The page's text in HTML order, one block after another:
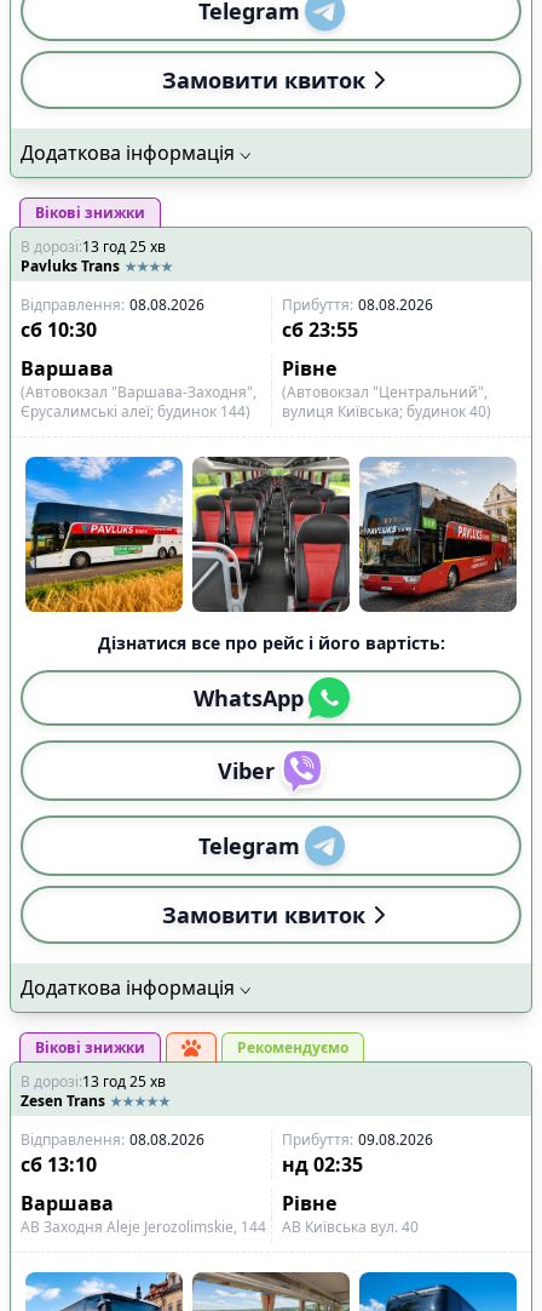
Telegram
Замовити квиток
Додаткова інформація
Вікові знижки
В дорозі:13 год25хв
Pavluks Trans
Відправлення: 08.08.2026 Прибуття: 08.08.2026
сб 10:30 сб 23:55
Варшава
Рівне
(Автовокзал "Варшава-Заходня",
Єрусалимські алеї; будинок 144)
(Автовокзал "Центральний",
вулиця Київська; будинок 40)
Дізнатися все про рейс і його вартість:
WhatsApp
Viber
Telegram
Замовити квиток
Додаткова інформація
Вікові знижки
Рекомендуємо
В дорозі:13 год25хв
Zesen Trans
Відправлення: 08.08.2026 Прибуття: 09.08.2026
сб 13:10 нд 02:35
Варшава
Рівне
АВ Заходня Aleje Jerozolimskie, 144 АВ Київська вул. 40